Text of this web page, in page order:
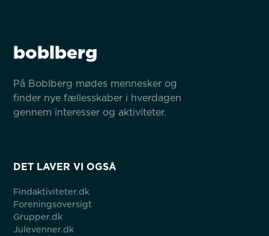
boblberg
På Boblberg mødes mennesker og
finder nye fællesskaber i hverdagen
gennem interesser og aktiviteter.
DET LAVER VI OGSÅ
Findaktiviteter.dk
Foreningsoversigt
Grupper.dk
Julevenner.dk